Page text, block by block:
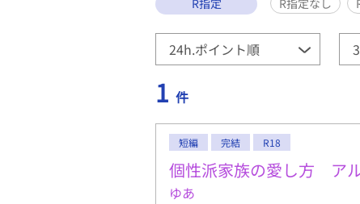
1 件
短編 完結 R18
個性派家族の愛し方 ア
ゆあ